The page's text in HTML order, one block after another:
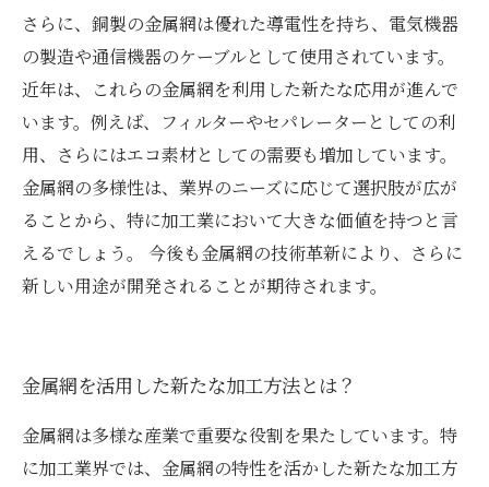
さらに、銅製の金属網は優れた導電性を持ち、電気機器
の製造や通信機器のケーブルとして使用されています。
近年は、これらの金属網を利用した新たな応用が進んで
います。例えば、フィルターやセパレーターとしての利
用、さらにはエコ素材としての需要も増加しています。
金属網の多様性は、業界のニーズに応じて選択肢が広が
ることから、特に加工業において大きな価値を持つと言
えるでしょう。 今後も金属網の技術革新により、さらに
新しい用途が開発されることが期待されます。
金属網を活用した新たな加工方法とは？
金属網は多様な産業で重要な役割を果たしています。特
に加工業界では、金属網の特性を活かした新たな加工方